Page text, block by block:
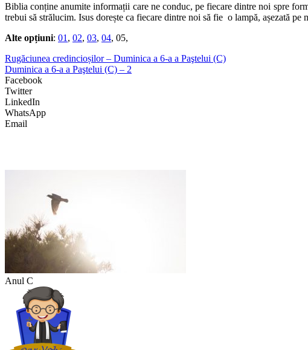
Biblia conține anumite informații care ne conduc, pe fiecare dintre noi spre
trebui să strălucim. Isus dorește ca fiecare dintre noi să fie o lampă, așezată pe
Alte opțiuni: 01 , 02, 03, 04, 05,
Rugăciunea credincioșilor – Duminica a 6-a a Paştelui (C)
Duminica a 6-a a Paştelui (C) – 2
Facebook
Twitter
LinkedIn
WhatsApp
Email
Anul C